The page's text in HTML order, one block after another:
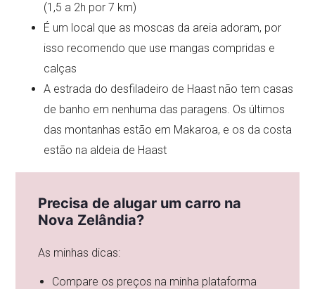
(1,5 a 2h por 7 km)
É um local que as moscas da areia adoram, por
isso recomendo que use mangas compridas e
calças
A estrada do desfiladeiro de Haast não tem casas
de banho em nenhuma das paragens. Os últimos
das montanhas estão em Makaroa, e os da costa
estão na aldeia de Haast
Precisa de alugar um carro na
Nova Zelândia?
As minhas dicas:
Compare os preços na minha plataforma